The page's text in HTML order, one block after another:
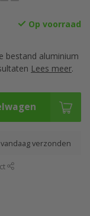
Op voorraad
bestand aluminium
Lees meer.
verzonden